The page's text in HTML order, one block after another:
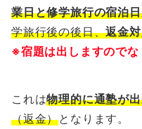
業日と修学旅行の宿泊
学旅行後の後日、返金
※宿題は出しますのでな
これは物理的に通塾が
（返金）となります。